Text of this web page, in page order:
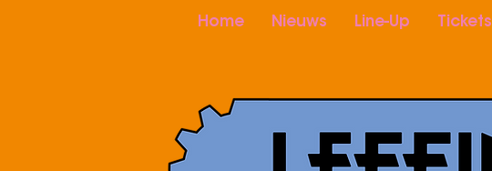
Home Nieuws Line-Up Tickets